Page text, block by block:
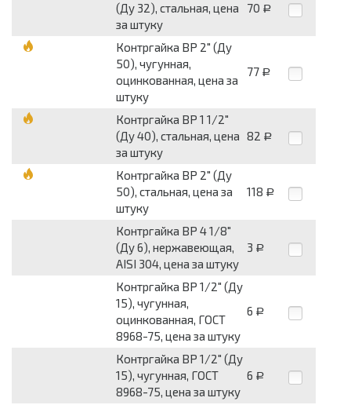
(Ду 32), стальная, цена
за штуку
70 Р
Контргайка ВР 2" (Ду
50), чугунная,
оцинкованная, цена за
штуку
77 Р
Контргайка ВР 1 1/2"
(Ду 40), стальная, цена
за штуку
82 Р
Контргайка ВР 2" (Ду
50), стальная, цена за
штуку
118 Р
Контргайка ВР 4 1/8"
(Ду 6), нержавеющая,
AISI 304, цена за штуку
3 Р
Контргайка ВР 1/2" (Ду
15), чугунная,
оцинкованная, ГОСТ
8968-75, цена за штуку
6 Р
Контргайка ВР 1/2" (Ду
15), чугунная, ГОСТ
8968-75, цена за штуку
6 Р